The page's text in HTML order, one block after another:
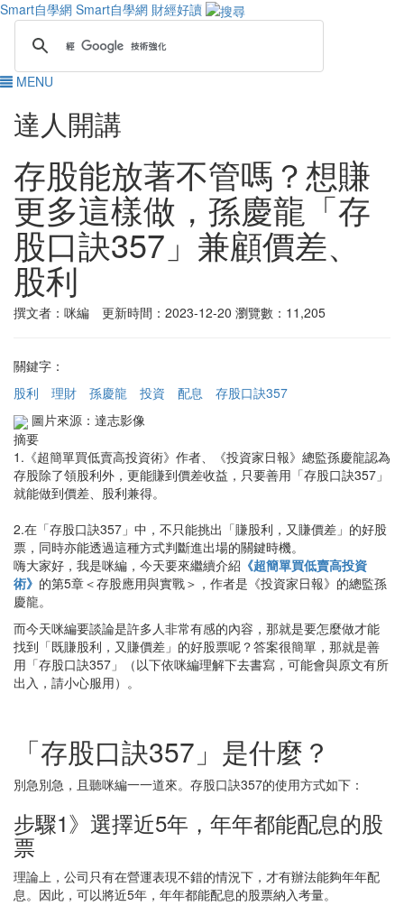
Smart自學網 Smart自學網 財經好讀
MENU
達人開講
存股能放著不管嗎？想賺
更多這樣做，孫慶龍「存
股口訣357」兼顧價差、
股利
撰文者：咪編 更新時間：2023-12-20 瀏覽數：11,205
關鍵字：
股利
理財 孫慶龍 投資 配息
存股口訣357
圖片來源：達志影像
摘要
1.《超簡單買低賣高投資術》作者、《投資家日報》總監孫慶龍認為
存股除了領股利外，更能賺到價差收益，只要善用「存股口訣357」
就能做到價差、股利兼得。
2.在「存股口訣357」中，不只能挑出「賺股利，又賺價差」的好股
票，同時亦能透過這種方式判斷進出場的關鍵時機。
嗨大家好，我是咪編，今天要來繼續介紹 《超簡單買低賣高投資
術》 的第5章＜存股應用與實戰＞，作者是《投資家日報》的總監孫
慶龍。
而今天咪編要談論是許多人非常有感的內容，那就是要怎麼做才能
找到「既賺股利，又賺價差」的好股票呢？答案很簡單，那就是善
用「存股口訣357」（以下依咪編理解下去書寫，可能會與原文有所
出入，請小心服用）。
「存股口訣357」是什麼？
別急別急，且聽咪編一一道來。存股口訣357的使用方式如下：
步驟1》選擇近5年，年年都能配息的股
票
理論上，公司只有在營運表現不錯的情況下，才有辦法能夠年年配
息。因此，可以將近5年，年年都能配息的股票納入考量。